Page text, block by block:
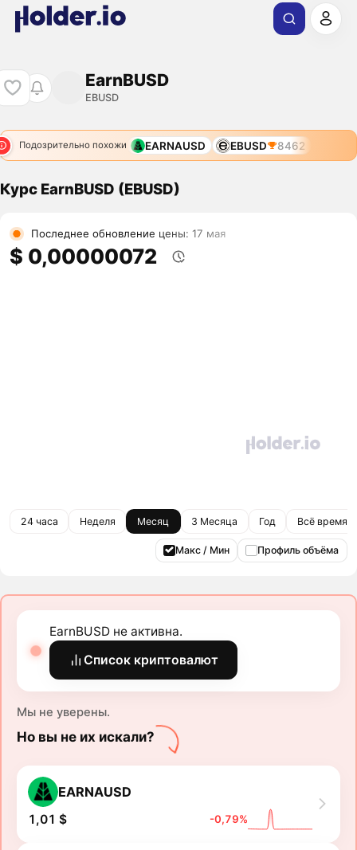
EarnBUSD
EBUSD
Подозрительно похожи EARNAUSD EBUSD 8462
Курс EarnBUSD (EBUSD)
Последнее обновление цены: 17 мая
$ 0,00000072
24 часа Неделя Месяц 3 Месяца Год Всё время
Макс / Мин Профиль объёма
EarnBUSD не активна.
Список криптовалют
Мы не уверены.
Но вы не их искали?
EARNAUSD
1,01 $ -0,79%